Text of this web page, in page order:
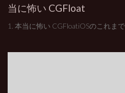
当に怖い CGFloat
1. 本当に怖い CGFloatiOSのこれま